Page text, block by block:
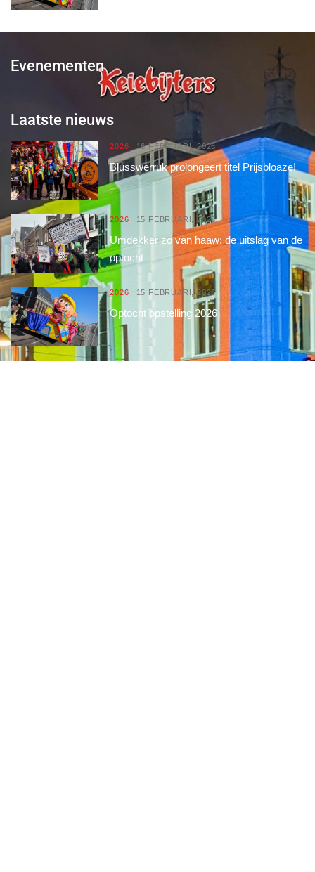
Evenementen
Laatste nieuws
2026 16 FEBRUARI, 2026
Blusswerruk prolongeert titel Prijsbloaze!
2026 15 FEBRUARI, 2026
Umdekker zo van haaw: de uitslag van de
optocht
2026 15 FEBRUARI, 2026
Optocht opstelling 2026